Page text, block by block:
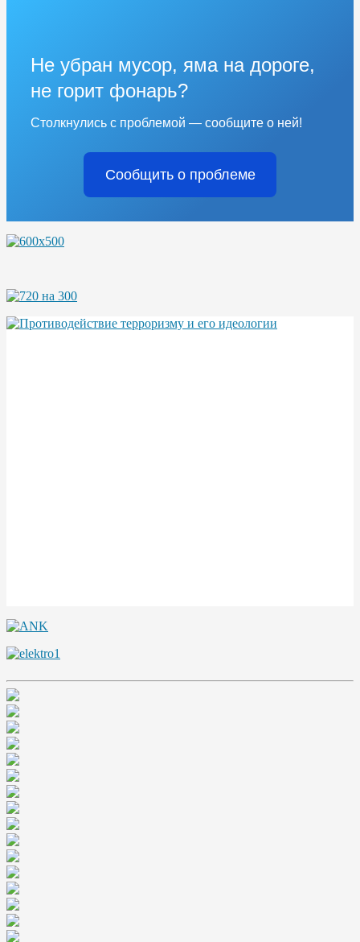
Не убран мусор, яма на дороге,
не горит фонарь?
Столкнулись с проблемой — сообщите о ней!
Сообщить о проблеме